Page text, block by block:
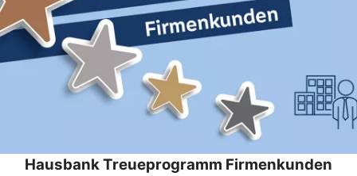
Hausbank Treueprogramm Firmenkunden